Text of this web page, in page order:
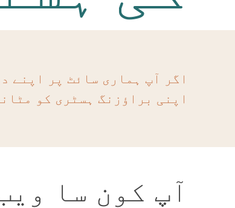
اگر آپ ہماری سائٹ پر اپنے
اپنی براؤزنگ ہسٹری کو
آپ کون سا